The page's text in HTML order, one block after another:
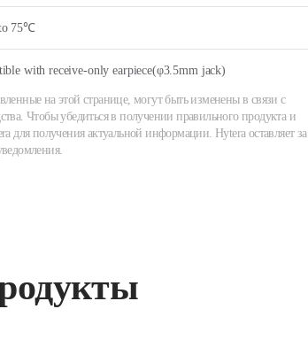
75℃
with receive-only earpiece(φ3.5mm jack)
на этой странице, могут быть изменены в связи с
Чтобы убедиться в получении правильного продукта и
для получения актуальной информации. Hytera оставляет за